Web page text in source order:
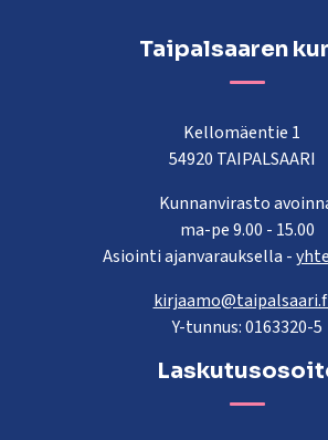
Taipalsaaren
Kellomäentie 1
54920 TAIPALSAARI
Kunnanvirasto
ma-pe 9.00 - 15.00
Asiointi ajanvarauksella -
Y-tunnus: 0163320-5